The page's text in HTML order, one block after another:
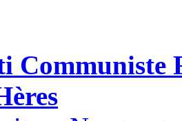
Communiste